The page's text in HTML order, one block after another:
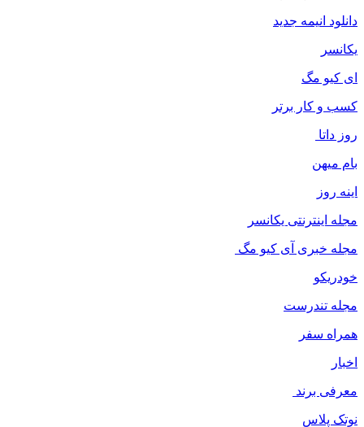
دانلود انیمه جدید
یکانسر
ای کیو مگ
کسب و کار برتر
روز داتا
بام میهن
اینه روز
مجله اینترنتی یکانسر
مجله خبری آی کیو مگ
خودریکو
مجله‌ تندرست
همراه سفر
اخبار
معرفی برند
نوتک پلاس